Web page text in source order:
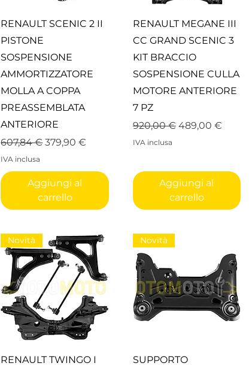
Vista rapida
RENAULT SCENIC 2 II
PISTONE
SOSPENSIONE
AMMORTIZZATORE
MOLLA A COPPA
PREASSEMBLATA
ANTERIORE
Prezzo regolare
607,84 €Prezzo scontato
379,90 €
IVA inclusa
Aggiungi al
carrello
Vista rapida
RENAULT MEGANE III
CC GRAND SCENIC 3
KIT BRACCIO
SOSPENSIONE CULLA
MOTORE ANTERIORE
7 PZ
Prezzo regolare
920,00 € Prezzo scontato
489,00 €
IVA inclusa
Aggiungi al
carrello
Vista rapida
Novità
RENAULT TWINGO I
Vista rapida
Novità
SUPPORTO